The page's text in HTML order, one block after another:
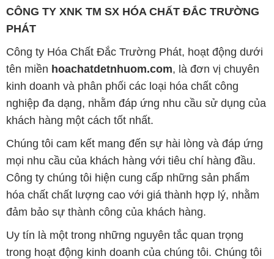
CÔNG TY XNK TM SX HÓA CHẤT ĐẮC TRƯỜNG
PHÁT
Công ty Hóa Chất Đắc Trường Phát, hoạt động dưới
tên miền hoachatdetnhuom.com, là đơn vị chuyên
kinh doanh và phân phối các loại hóa chất công
nghiệp đa dạng, nhằm đáp ứng nhu cầu sử dụng của
khách hàng một cách tốt nhất.
Chúng tôi cam kết mang đến sự hài lòng và đáp ứng
mọi nhu cầu của khách hàng với tiêu chí hàng đầu.
Công ty chúng tôi hiện cung cấp những sản phẩm
hóa chất chất lượng cao với giá thành hợp lý, nhằm
đảm bảo sự thành công của khách hàng.
Uy tín là một trong những nguyên tắc quan trọng
trong hoạt động kinh doanh của chúng tôi. Chúng tôi